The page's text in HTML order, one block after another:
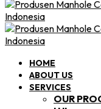
HOME
ABOUT US
SERVICES
OUR